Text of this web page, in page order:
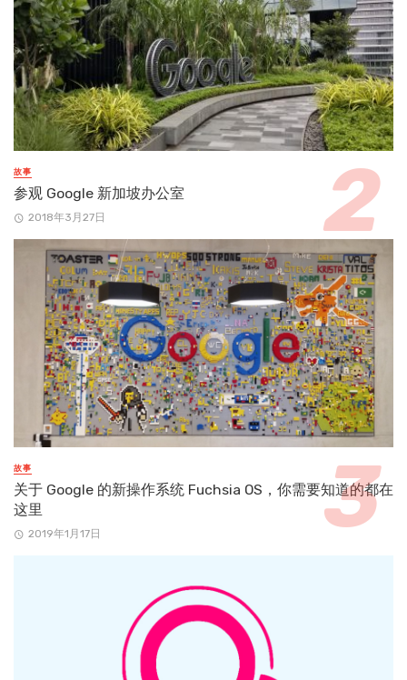
故事
参观 Google 新加坡办公室
2018年3月27日
故事
关于 Google 的新操作系统 Fuchsia OS，你需要知道的都在
这里
2019年1月17日